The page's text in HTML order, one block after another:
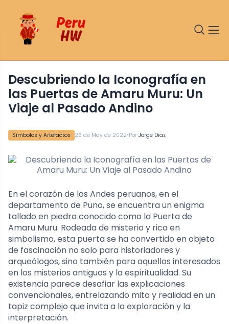
Símbolos y Artefactos 26 de May de 2022•Por Jorge Diaz
Descubriendo la Iconografía en
las Puertas de Amaru Muru: Un
Viaje al Pasado Andino
En el corazón de los Andes peruanos, en el
departamento de Puno, se encuentra un enigma
tallado en piedra conocido como la Puerta de
Amaru Muru. Rodeada de misterio y rica en
simbolismo, esta puerta se ha convertido en objeto
de fascinación no solo para historiadores y
arqueólogos, sino también para aquellos interesados
en los misterios antiguos y la espiritualidad. Su
existencia parece desafiar las explicaciones
convencionales, entrelazando mito y realidad en un
tapiz complejo que invita a la exploración y la
interpretación.